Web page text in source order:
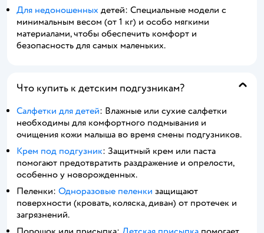
Для недоношенных детей: Специальные модели с
минимальным весом (от 1 кг) и особо мягкими
материалами, чтобы обеспечить комфорт и
безопасность для самых маленьких.
Что купить к детским подгузникам?
Салфетки для детей: Влажные или сухие салфетки
необходимы для комфортного подмывания и
очищения кожи малыша во время смены подгузников.
Крем под подгузник: Защитный крем или паста
помогают предотвратить раздражение и опрелости,
особенно у новорожденных.
Пеленки: Одноразовые пеленки защищают
поверхности (кровать, коляска, диван) от протечек и
загрязнений.